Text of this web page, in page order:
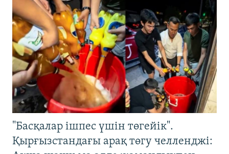
"Басқалар ішпес үшін төгейік".
Қырғызстандағы арақ төгу челленджі: